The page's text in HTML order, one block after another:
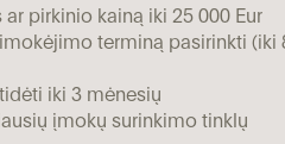
pirkinio kainą iki 25 000 Eur
terminą pasirinkti (iki
iki 3 mėnesių
įmokų surinkimo tinklų